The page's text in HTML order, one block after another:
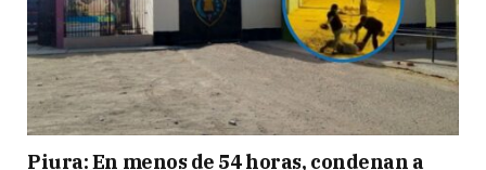
Piura: En menos de 54 horas, condenan a